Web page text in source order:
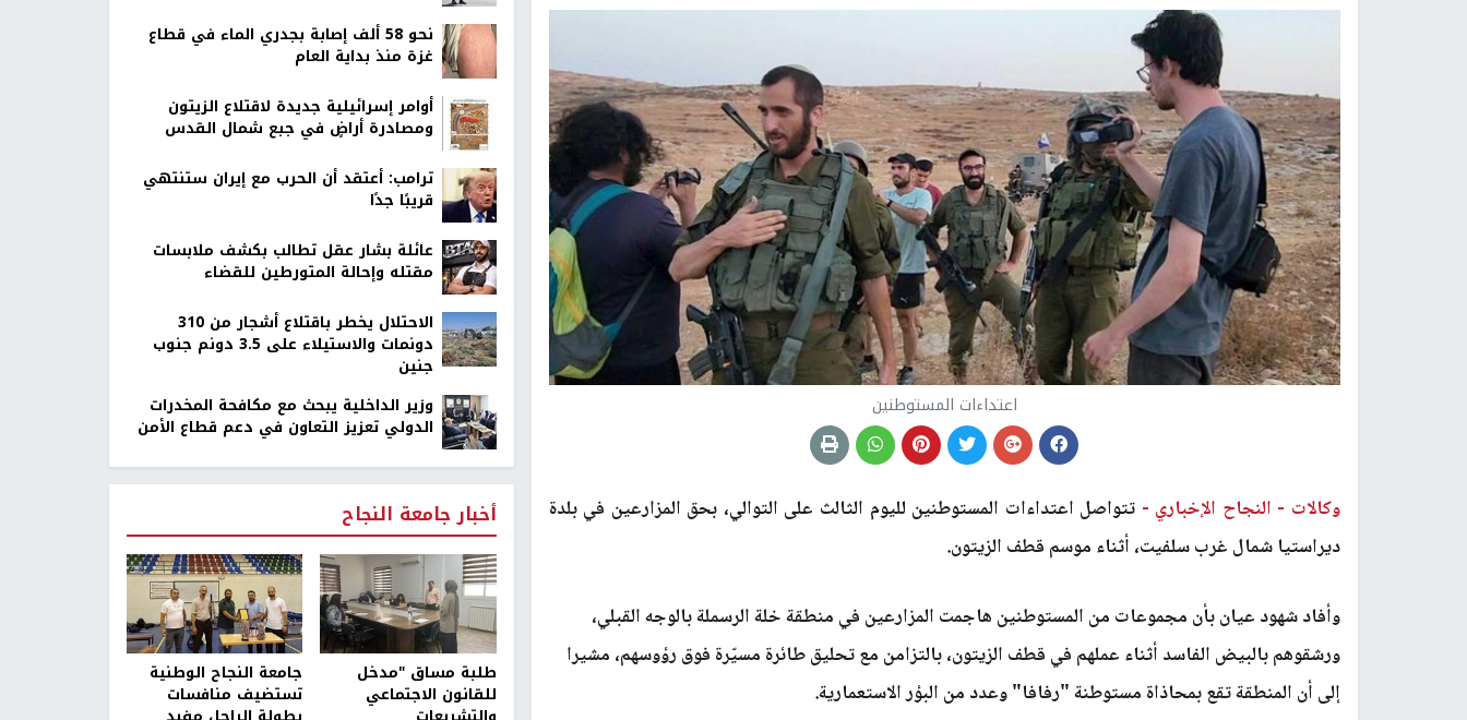
اعتداءات المستوطنين
وكالات - النجاح الإخباري - تتواصل اعتداءات المستوطنين لليوم الثالث على التوالي، بحق المزارعين في بلدة
ديراستيا شمال غرب سلفيت، أثناء موسم قطف الزيتون.
وأفاد شهود عيان بأن مجموعات من المستوطنين هاجمت المزارعين في منطقة خلة الرسملة بالوجه القبلي،
ورشقوهم بالبيض الفاسد أثناء عملهم في قطف الزيتون، بالتزامن مع تحليق طائرة مسيّرة فوق رؤوسهم، مشيرا
إلى أن المنطقة تقع بمحاذاة مستوطنة "رفافا" وعدد من البؤر الاستعمارية.
نحو 58 ألف إصابة بجدري الماء في قطاع
غزة منذ بداية العام
أوامر إسرائيلية جديدة لاقتلاع الزيتون
ومصادرة أراضٍ في جبع شمال القدس
ترامب: أعتقد أن الحرب مع إيران ستنتهي
قريبًا جدًا
عائلة بشار عقل تطالب بكشف ملابسات
مقتله وإحالة المتورطين للقضاء
الاحتلال يخطر باقتلاع أشجار من 310
دونمات والاستيلاء على 3.5 دونم جنوب
جنين
وزير الداخلية يبحث مع مكافحة المخدرات
الدولي تعزيز التعاون في دعم قطاع الأمن
أخبار جامعة النجاح
طلبة مساق "مدخل
للقانون الاجتماعي
جامعة النجاح الوطنية
تستضيف منافسات